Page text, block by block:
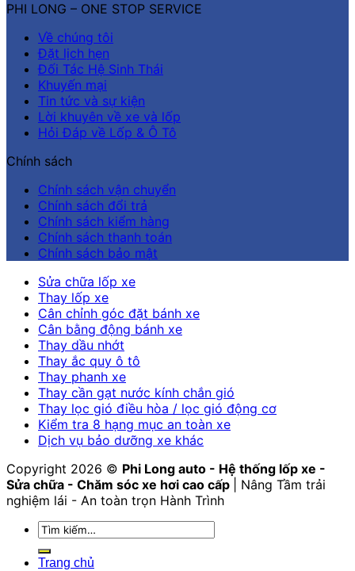
PHI LONG – ONE STOP SERVICE
Về chúng tôi
Đặt lịch hẹn
Đối Tác Hệ Sinh Thái
Khuyến mại
Tin tức và sự kiện
Lời khuyên về xe và lốp
Hỏi Đáp về Lốp & Ô Tô
Chính sách
Chính sách vận chuyển
Chính sách đổi trả
Chính sách kiểm hàng
Chính sách thanh toán
Chính sách bảo mật
Sửa chữa lốp xe
Thay lốp xe
Cân chỉnh góc đặt bánh xe
Cân bằng động bánh xe
Thay dầu nhớt
Thay ắc quy ô tô
Thay phanh xe
Thay cần gạt nước kính chắn gió
Thay lọc gió điều hòa / lọc gió động cơ
Kiểm tra 8 hạng mục an toàn xe
Dịch vụ bảo dưỡng xe khác
Copyright 2026 © Phi Long auto - Hệ thống lốp xe -
Sửa chữa - Chăm sóc xe hơi cao cấp
| Nâng Tầm trải
nghiệm lái - An toàn trọn Hành Trình
Tìm
Trang chủ